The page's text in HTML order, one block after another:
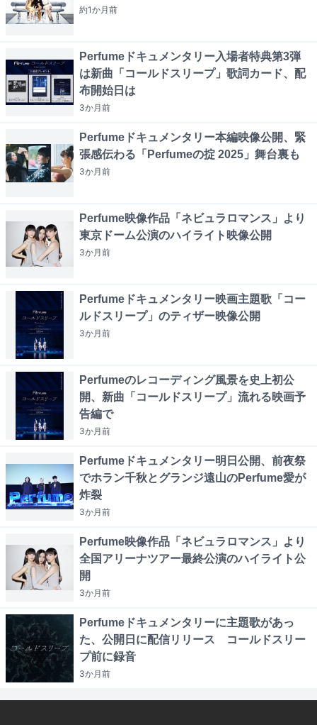
約1か月前
Perfumeドキュメンタリー入場者特典第3弾
は新曲「コールドスリープ」歌詞カード、配
布開始日は
3か月前
Perfumeドキュメンタリー本編映像公開、緊
張感伝わる「Perfumeの掟 2025」舞台裏も
3か月前
Perfume映像作品「ネビュラロマンス」より
東京ドーム公演のハイライト映像公開
3か月前
Perfumeドキュメンタリー映画主題歌「コー
ルドスリープ」のティザー映像公開
3か月前
Perfumeのレコーディング風景を史上初公
開、新曲「コールドスリープ」流れる映画予
告編で
3か月前
Perfumeドキュメンタリー明日公開、前夜祭
でホラン千秋とグランジ遠山のPerfume愛が
炸裂
3か月前
Perfume映像作品「ネビュラロマンス」より
全国アリーナツアー最終公演のハイライト公
開
3か月前
Perfumeドキュメンタリーに主題歌があっ
た、公開日に配信リリース コールドスリー
プ前に録音
3か月前